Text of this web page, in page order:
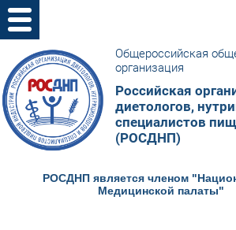
Российская
диетологов,
специалистов
(РОСДНП)
Общероссийская
организация
РОСДНП является членом
Медицинской палаты"